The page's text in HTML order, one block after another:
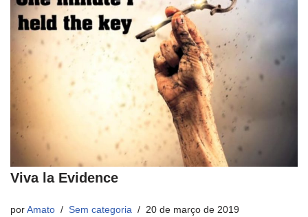
Viva la Evidence
por Amato Sem categoria 20 de março de 2019